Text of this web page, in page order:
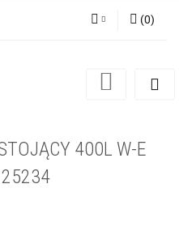
Zarejestruj się
(0)
400L W-E